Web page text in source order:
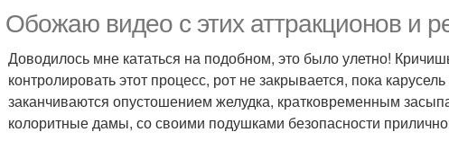
Обожаю видео с этих аттракционов и
Доводилось мне кататься на подобном, это было улетно!
контролировать этот процесс, рот не закрывается, пока
заканчиваются опустошением желудка, кратковременным
колоритные дамы, со своими подушками безопасности